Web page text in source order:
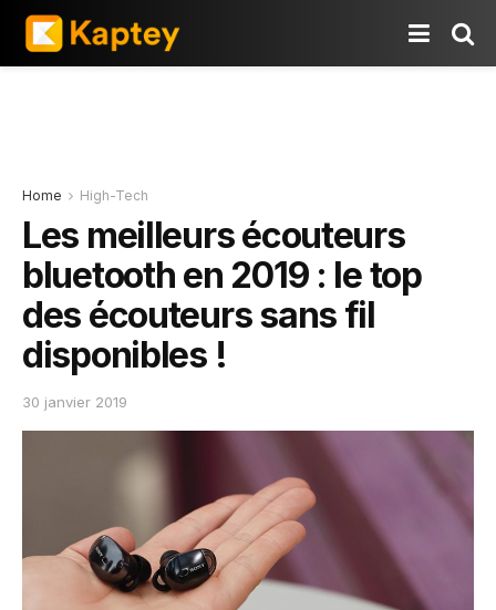
Home High-Tech
Les meilleurs écouteurs
bluetooth en 2019 : le top
des écouteurs sans fil
disponibles !
30 janvier 2019